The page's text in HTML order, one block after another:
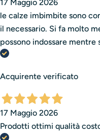
17 Maggio 2026
le calze imbimbite sono
il necessario. Si fa molto
possono indossare mentre
Acquirente verificato
17 Maggio 2026
Prodotti ottimi qualità